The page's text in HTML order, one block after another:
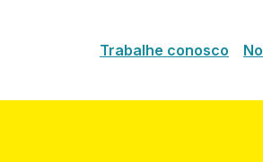
Trabalhe conosco